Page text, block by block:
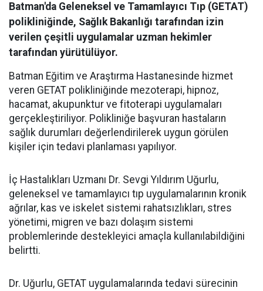
Batman'da Geleneksel ve Tamamlayıcı Tıp (GETAT)
polikliniğinde, Sağlık Bakanlığı tarafından izin
verilen çeşitli uygulamalar uzman hekimler
tarafından yürütülüyor.
Batman Eğitim ve Araştırma Hastanesinde hizmet
veren GETAT polikliniğinde mezoterapi, hipnoz,
hacamat, akupunktur ve fitoterapi uygulamaları
gerçekleştiriliyor. Polikliniğe başvuran hastaların
sağlık durumları değerlendirilerek uygun görülen
kişiler için tedavi planlaması yapılıyor.
İç Hastalıkları Uzmanı Dr. Sevgi Yıldırım Uğurlu,
geleneksel ve tamamlayıcı tıp uygulamalarının kronik
ağrılar, kas ve iskelet sistemi rahatsızlıkları, stres
yönetimi, migren ve bazı dolaşım sistemi
problemlerinde destekleyici amaçla kullanılabildiğini
belirtti.
Dr. Uğurlu, GETAT uygulamalarında tedavi sürecinin